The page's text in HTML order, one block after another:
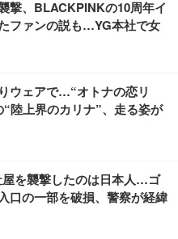
撃、BLACKPINKの10周年イ
ファンの説も…YG本社で女
ウェアで…“オトナの恋リ
陸上界のカリナ”、走る姿が
を襲撃したのは日本人…ゴ
口の一部を破損、警察が経緯